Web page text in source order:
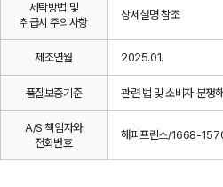
세탁방법 및
취급시 주의사항
상세설명 참조
제조연월 2025.01.
품질보증기준 관련 법 및 소비자 분쟁
A/S 책임자와
전화번호
해피프린스/1668-